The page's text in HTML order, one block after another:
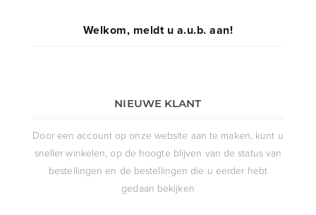
Welkom, meldt u a.u.b. aan!
NIEUWE KLANT
Door een account op onze website aan te maken, kunt u
sneller winkelen, op de hoogte blijven van de status van
bestellingen en de bestellingen die u eerder hebt
gedaan bekijken